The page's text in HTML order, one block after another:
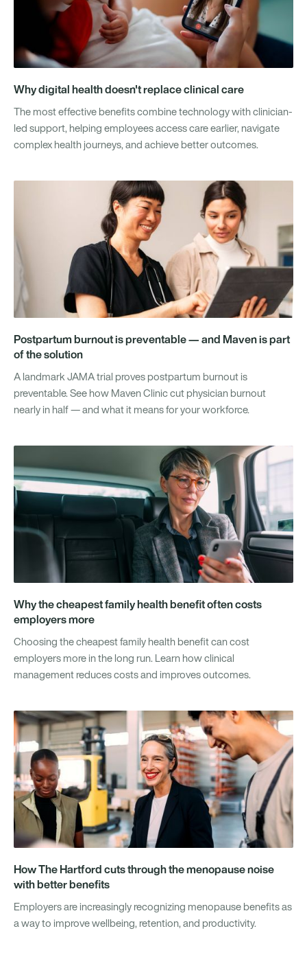
Why digital health doesn't replace clinical care
The most effective benefits combine technology with clinician-
led support, helping employees access care earlier, navigate
complex health journeys, and achieve better outcomes.
Postpartum burnout is preventable — and Maven is part
of the solution
A landmark JAMA trial proves postpartum burnout is
preventable. See how Maven Clinic cut physician burnout
nearly in half — and what it means for your workforce.
Why the cheapest family health benefit often costs
employers more
Choosing the cheapest family health benefit can cost
employers more in the long run. Learn how clinical
management reduces costs and improves outcomes.
How The Hartford cuts through the menopause noise
with better benefits
Employers are increasingly recognizing menopause benefits as
a way to improve wellbeing, retention, and productivity.